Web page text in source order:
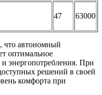
47 63000
что автономный
оптимальное
энергопотребления. При
решений в своей
комфорта при